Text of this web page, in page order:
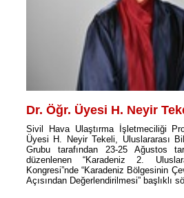
Dr. Öğr. Üyesi H. Neyir
Sivil Hava Ulaştırma İşletmeciliği
Üyesi H. Neyir Tekeli, Uluslararası
Grubu tarafından 23-25 Ağustos
düzenlenen “Karadeniz 2.
Kongresi”nde “Karadeniz Bölgesinin
Açısından Değerlendirilmesi” başlıklı